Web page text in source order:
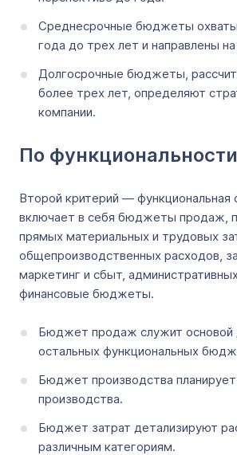
Среднесрочные бюджеты
года до трех лет и направлены на
Долгосрочные бюджеты,
более трех лет, определяют
компании.
По функциональности
Второй критерий — функциональная
включает в себя бюджеты продаж,
прямых материальных и трудовых
общепроизводственных расходов,
маркетинг и сбыт,
финансовые бюджеты.
Бюджет продаж служит основой
остальных функциональных
Бюджет производства
производства.
Бюджет затрат детализируют
различным категориям.